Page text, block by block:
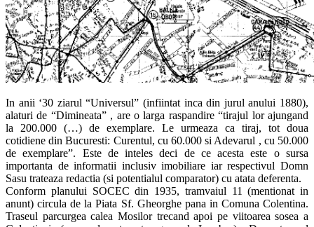
In anii ‘30 ziarul “Universul” (infiintat inca din jurul anului 1880),
alaturi de “Dimineata” , are o larga raspandire “tirajul lor ajungand
la 200.000 (…) de exemplare. Le urmeaza ca tiraj, tot doua
cotidiene din Bucuresti: Curentul, cu 60.000 si Adevarul , cu 50.000
de exemplare”. Este de inteles deci de ce acesta este o sursa
importanta de informatii inclusiv imobiliare iar respectivul Domn
Sasu trateaza redactia (si potentialul comparator) cu atata deferenta.
Conform planului SOCEC din 1935, tramvaiul 11 (mentionat in
anunt) circula de la Piata Sf. Gheorghe pana in Comuna Colentina.
Traseul parcurgea calea Mosilor trecand apoi pe viitoarea sosea a